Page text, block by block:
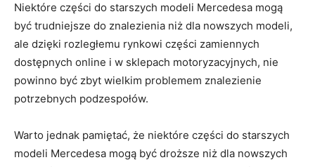
Niektóre części do⁣ starszych modeli Mercedesa mogą
być trudniejsze do znalezienia niż dla nowszych modeli,‍
ale dzięki rozległemu⁢ rynkowi części zamiennych
dostępnych online i w sklepach motoryzacyjnych, nie
powinno być zbyt wielkim problemem znalezienie
potrzebnych podzespołów.
Warto jednak pamiętać, że niektóre części do starszych
modeli Mercedesa mogą‌ być droższe ‌niż dla nowszych